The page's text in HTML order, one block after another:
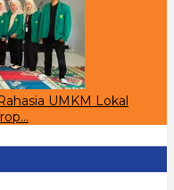
UMKM Lokal